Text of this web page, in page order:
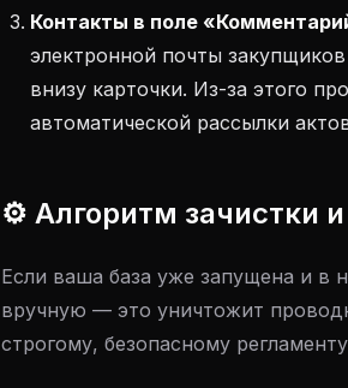
Контакты в поле
электронной почты
внизу карточки. Из-за этого
автоматической рассылки
⚙️ Алгоритм зачистки
Если ваша база уже запущена и в
вручную — это уничтожит
строгому, безопасному